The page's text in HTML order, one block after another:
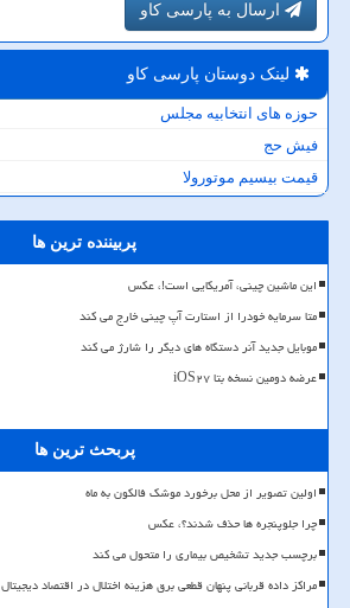
ارسال به پارسی کاو
لینک دوستان پارسی كاو
حوزه های انتخابیه مجلس
فیش حج
قیمت بیسیم موتورولا
پربیننده ترین ها
این ماشین چینی، آمریکایی است!، عکس
متا سرمایه خودرا از استارت آپ چینی خارج می کند
موبایل جدید آنر دستگاه های دیگر را شارژ می کند
عرضه دومین نسخه بتا iOS۲۷
پربحث ترین ها
اولین تصویر از محل برخورد موشک فالکون به ماه
چرا جلوپنجره ها حذف شدند؟، عکس
برچسب جدید تشخیص بیماری را متحول می کند
مراکز داده قربانی پنهان قطعی برق هزینه اختلال در اقتصاد دیجیتال